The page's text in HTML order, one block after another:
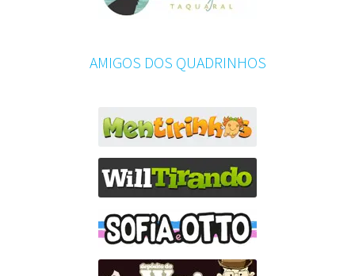
AMIGOS DOS QUADRINHOS